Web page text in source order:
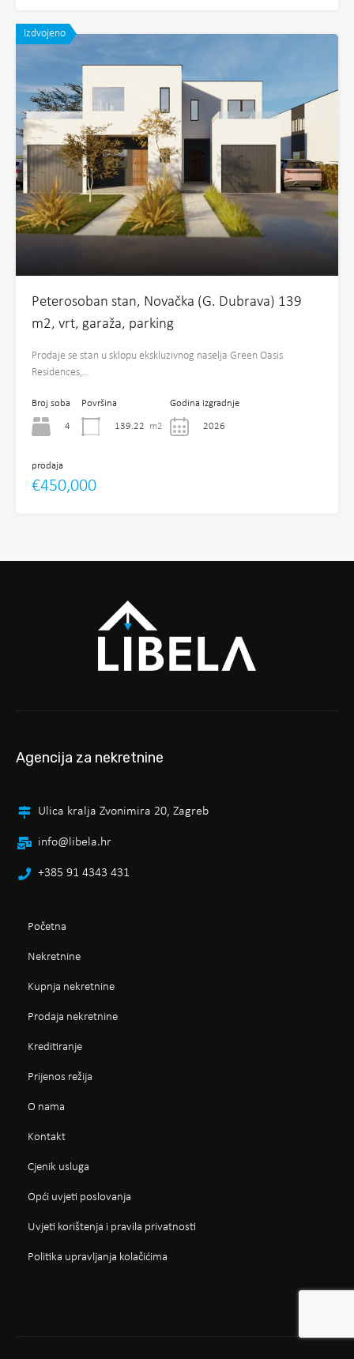
Izdvojeno
Peterosoban stan, Novačka (G. Dubrava) 139
m2, vrt, garaža, parking
Prodaje se stan u sklopu ekskluzivnog naselja Green Oasis
Residences,…
Broj soba
4
Površina
139.22 m2
Godina izgradnje
2026
prodaja
€450,000
Agencija za nekretnine
Ulica kralja Zvonimira 20, Zagreb
info@libela.hr
+385 91 4343 431
Početna
Nekretnine
Kupnja nekretnine
Prodaja nekretnine
Kreditiranje
Prijenos režija
O nama
Kontakt
Cjenik usluga
Opći uvjeti poslovanja
Uvjeti korištenja i pravila privatnosti
Politika upravljanja kolačićima